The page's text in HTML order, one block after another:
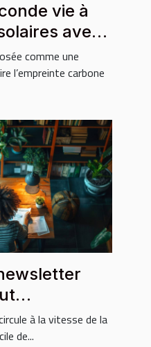
vie à
avec
!
comme une
l’empreinte carbone
manière
à la vitesse de la
de...